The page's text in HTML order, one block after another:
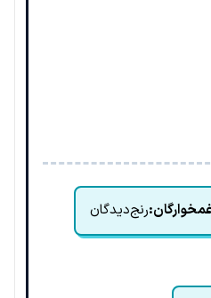
رنج‌دیدگان